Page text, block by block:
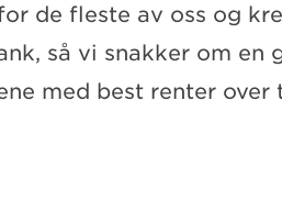
de fleste av oss og
så vi snakker om
med best renter over